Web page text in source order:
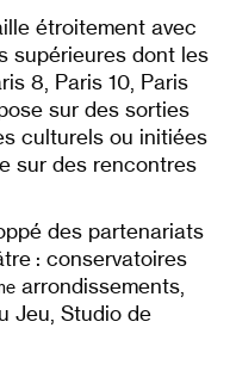
étroitement avec
supérieures dont les
8, Paris 10, Paris
sur des sorties
culturels ou initiées
sur des rencontres
des partenariats
: conservatoires
arrondissements,
Jeu, Studio de